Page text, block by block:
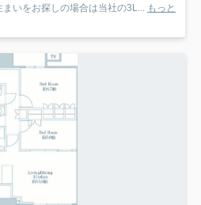
いをお探しの場合は当社の3L...
もっと